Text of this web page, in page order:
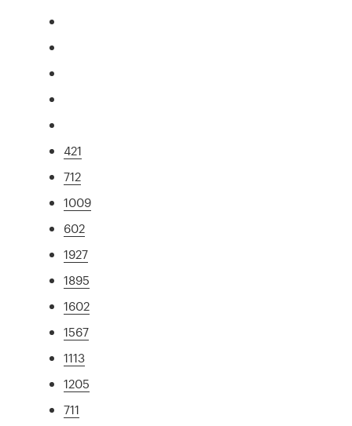
421
712
1009
602
1927
1895
1602
1567
1113
1205
711